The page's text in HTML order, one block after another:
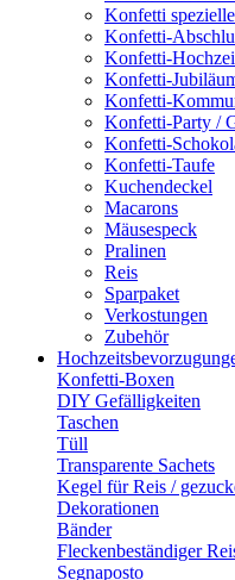
Konfetti
Konfetti-
Konfetti-
Konfetti-
Konfetti-
Konfetti-Party /
Konfetti-
Konfetti-Taufe
Kuchendeckel
Macarons
Mäusespeck
Pralinen
Reis
Sparpaket
Verkostungen
Zubehör
Konfetti-Boxen
DIY Gefälligkeiten
Taschen
Tüll
Transparente Sachets
Kegel für Reis /
Dekorationen
Bänder
Fleckenbeständiger
Segnaposto